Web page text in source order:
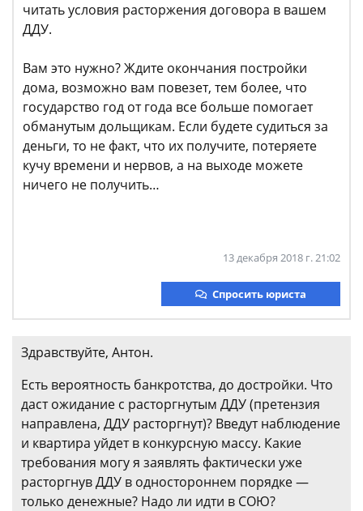
читать условия расторжения договора в вашем
ДДУ.
Вам это нужно? Ждите окончания постройки
дома, возможно вам повезет, тем более, что
государство год от года все больше помогает
обманутым дольщикам. Если будете судиться за
деньги, то не факт, что их получите, потеряете
кучу времени и нервов, а на выходе можете
ничего не получить…
13 декабря 2018 г. 21:02
Спросить юриста
Здравствуйте, Антон.
Есть вероятность банкротства, до достройки. Что
даст ожидание с расторгнутым ДДУ (претензия
направлена, ДДУ расторгнут)? Введут наблюдение
и квартира уйдет в конкурсную массу. Какие
требования могу я заявлять фактически уже
расторгнув ДДУ в одностороннем порядке —
только денежные? Надо ли идти в СОЮ?